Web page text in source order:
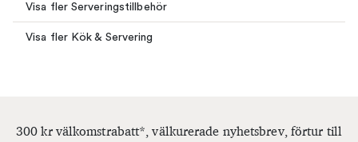
Visa fler Serveringstillbehör
Visa fler Kök & Servering
300 kr välkomstrabatt*, välkurerade nyhetsbrev, förtur till